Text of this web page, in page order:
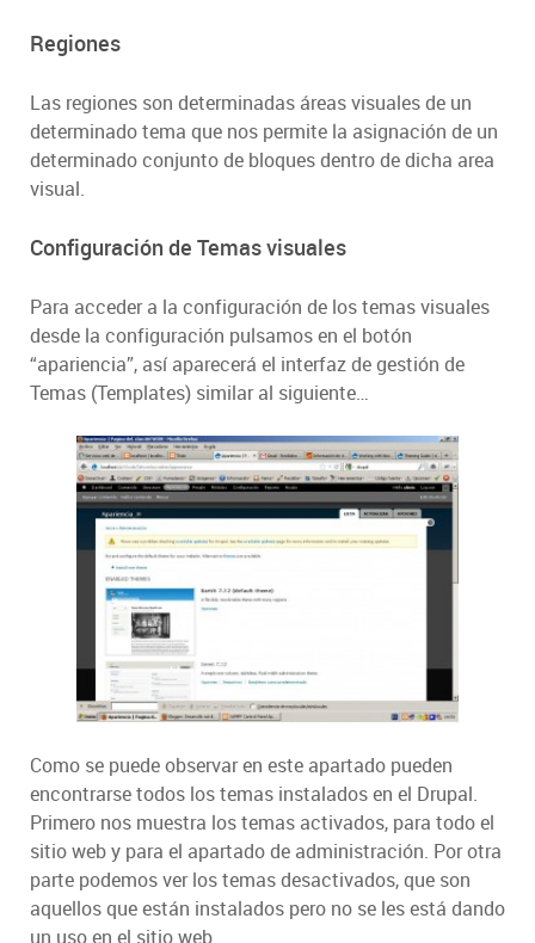
Regiones
Las regiones son determinadas áreas visuales de un
determinado tema que nos permite la asignación de un
determinado conjunto de bloques dentro de dicha area
visual.
Configuración de Temas visuales
Para acceder a la configuración de los temas visuales
desde la configuración pulsamos en el botón
“apariencia”, así aparecerá el interfaz de gestión de
Temas (Templates) similar al siguiente…
Como se puede observar en este apartado pueden
encontrarse todos los temas instalados en el Drupal.
Primero nos muestra los temas activados, para todo el
sitio web y para el apartado de administración. Por otra
parte podemos ver los temas desactivados, que son
aquellos que están instalados pero no se les está dando
un uso en el sitio web.